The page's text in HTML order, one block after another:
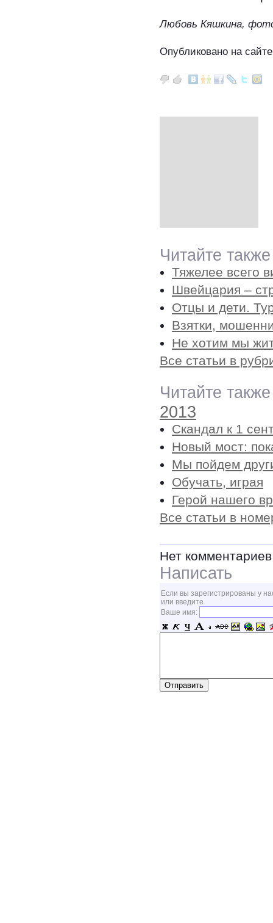
Любовь Кяшкина,
Опубликовано на
Читайте
Тяжелее всего
Швейцария –
Отцы и дети.
Взятки,
Не хотим мы
Все статьи в
Читайте
2013
Скандал к 1
Новый мост:
Мы пойдем
Обучать, играя
Герой нашего
Все статьи в
Нет комментариев
Написать
Если вы зарегистрированы у
или введите
Ваше имя: